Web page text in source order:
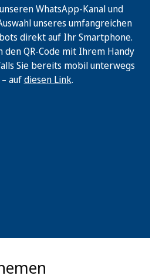
WhatsApp-Kanal und
unseres umfangreichen
direkt auf Ihr Smartphone.
den QR-Code mit Ihrem Handy
Sie bereits mobil unterwegs
aufdiesen Link.